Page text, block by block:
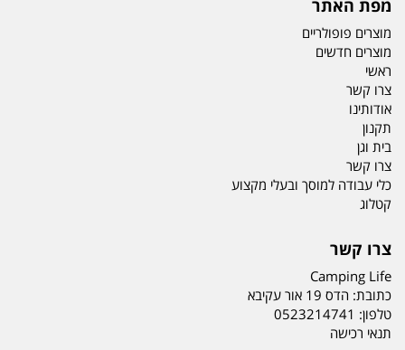
מפת האתר
מוצרים פופולריים
מוצרים חדשים
ראשי
צרו קשר
אודותינו
תקנון
בית וגן
צרו קשר
כלי עבודה למוסך ובעלי מקצוע
קטלוג
צרו קשר
Camping Life
כתובת: הדס 19 אור עקיבא
טלפון: 0523214741
תנאי רכישה